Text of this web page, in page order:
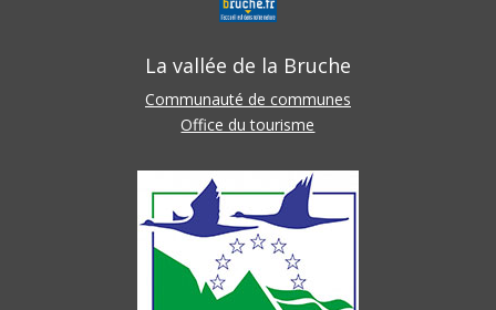
La vallée de la Bruche
Communauté de communes
Office du tourisme